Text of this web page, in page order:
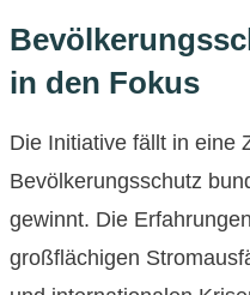
in den Fokus
Die Initiative fällt in eine
Bevölkerungsschutz
gewinnt. Die
großflächigen